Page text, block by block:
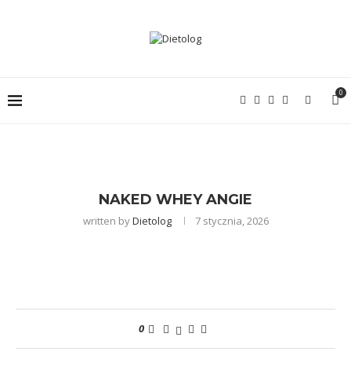
0
NAKED WHEY ANGIE
written byDietolog 7 stycznia, 2026
0